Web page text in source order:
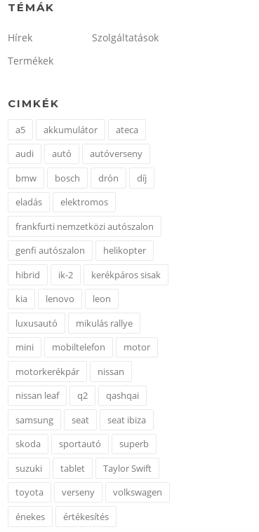
TÉMÁK
Hírek
Szolgáltatások
Termékek
CIMKÉK
a5 akkumulátor
ateca
audi
autó
autóverseny
bmw
bosch drón
díj
eladás
elektromos
frankfurti nemzetközi autószalon
genfi autószalon
helikopter
hibrid
ik-2
kerékpáros sisak
kia
lenovo
leon
luxusautó
mikulás rallye
mini
mobiltelefon
motor
motorkerékpár
nissan
nissan leaf
q2
qashqai
samsung
seat
seat ibiza
skoda
sportautó
superb
suzuki
tablet
Taylor Swift
toyota
verseny
volkswagen
énekes
értékesítés